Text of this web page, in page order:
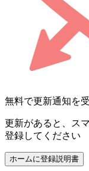
無料で更新通知を
更新があると、ス
登録してください
ホームに登録説明書